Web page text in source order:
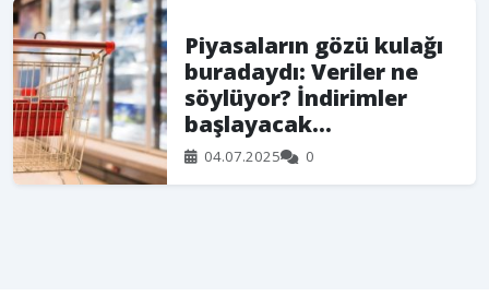
Piyasaların gözü kulağı
buradaydı: Veriler ne
söylüyor? İndirimler
başlayacak...
04.07.2025 0